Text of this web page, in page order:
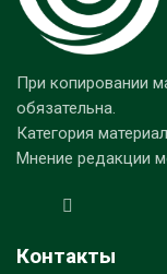
При копировании
обязательна.
Категория
Мнение редакции
Контакты